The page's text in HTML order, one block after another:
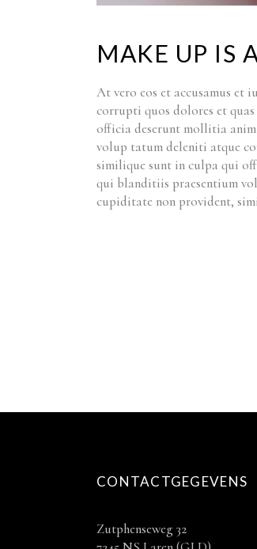
MAKE UP IS
At vero eos et accusamus
corrupti quos dolores et
officia deserunt mollitia
volup tatum deleniti atque
similique sunt in culpa qui
qui blanditiis praesentium
cupiditate non provident,
CONTACTGEGEVENS
Zutphenseweg 32